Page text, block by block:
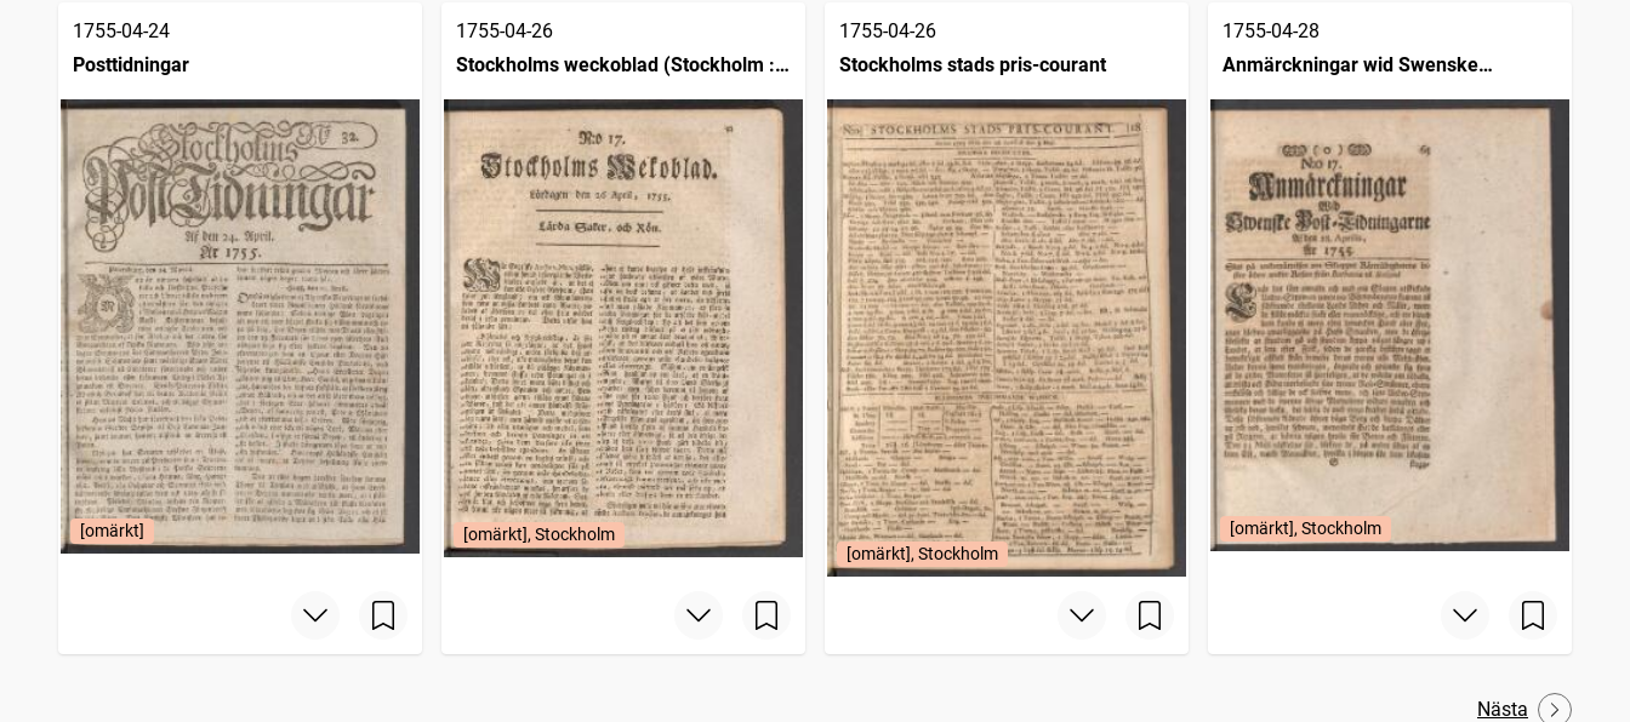
1755-04-24
Posttidningar
[omärkt]
1755-04-26
Stockholms weckoblad (Stockholm :
1745)
[omärkt], Stockholm
1755-04-26
Stockholms stads pris-courant
[omärkt], Stockholm
1755-04-28
Anmärckningar wid Swenske
posttidningarne
[omärkt], Stockholm
Nästa